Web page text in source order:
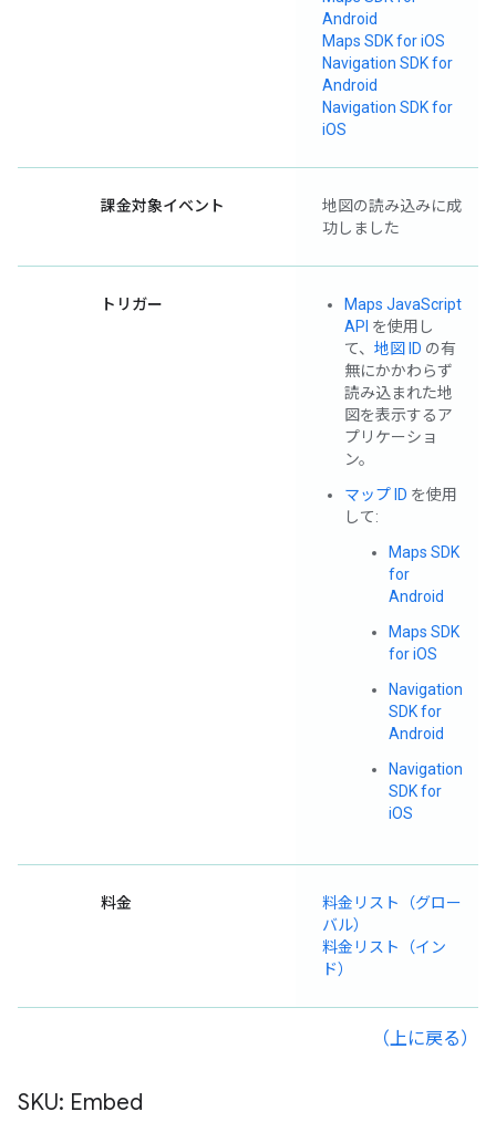
Android
Maps SDK for iOS
Navigation SDK for
Android
Navigation SDK for
iOS
課金対象イベント
地図の読み込みに成
功しました
トリガー
Maps JavaScript
API を使用し
て、 地図 ID の有
無にかかわらず
読み込まれた地
図を表示するア
プリケーショ
ン。
マップ ID を使用
して:
Maps SDK
for
Android
Maps SDK
for iOS
Navigation
SDK for
Android
Navigation
SDK for
iOS
料金
料金リスト（グロー
バル）
料金リスト（イン
ド）
（上に戻る）
SKU: Embed